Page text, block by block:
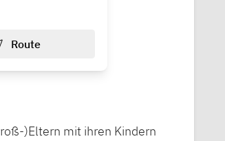
Route
)Eltern mit ihren Kindern